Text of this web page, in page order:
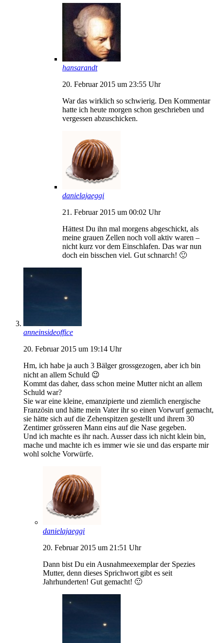
hansarandt
20. Februar 2015 um 23:55 Uhr
War das wirklich so schwierig. Den Kommentar
hatte ich heute morgen schon geschrieben und
vergessen abzuschicken.
danielajaeggi
21. Februar 2015 um 00:02 Uhr
Hättest Du ihn mal morgens abgeschickt, als
meine grauen Zellen noch voll aktiv waren –
nicht kurz vor dem Einschlafen. Das war nun
doch ein bisschen viel. Gut schnarch! 🙂
anneinsideoffice
20. Februar 2015 um 19:14 Uhr
Hm, ich habe ja auch 3 Bälger grossgezogen, aber ich bin
nicht an allem Schuld 😉
Kommt das daher, dass schon meine Mutter nicht an allem
Schuld war?
Sie war eine kleine, emanzipierte und ziemlich energische
Französin und hätte mein Vater ihr so einen Vorwurf gemacht,
sie hätte sich auf die Zehenspitzen gestellt und ihrem 30
Zentimer grösseren Mann eins auf die Nase gegeben.
Und ich machte es ihr nach. Ausser dass ich nicht klein bin,
mache und machte ich es immer wie sie und das ersparte mir
wohl solche Vorwürfe.
danielajaeggi
20. Februar 2015 um 21:51 Uhr
Dann bist Du ein Ausnahmeexemplar der Spezies
Mutter, denn dieses Sprichwort gibt es seit
Jahrhunderten! Gut gemacht! 🙂